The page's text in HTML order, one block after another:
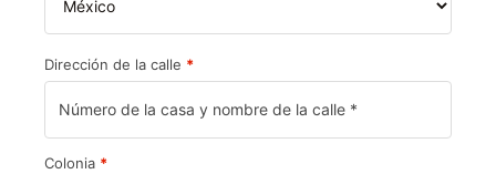
Dirección de la calle *
Colonia *